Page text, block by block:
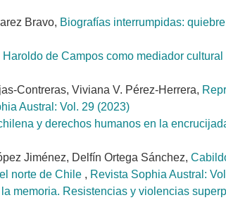
Bravo, Biografías interrumpidas:
de Campos como mediador
Contreras, Viviana V. Pérez-Herrera,
Austral: Vol. 29 (2023)
y derechos humanos en la
Jiménez, Delfín Ortega Sánchez,
norte de Chile , Revista Sophia Austral:
memoria. Resistencias y violencias